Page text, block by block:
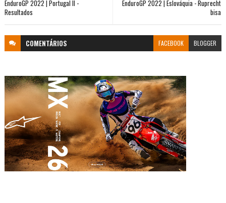
EnduroGP 2022 | Eslováquia - Ruprecht
bisa
EnduroGP 2022 | Portugal II -
Resultados
COMENTÁRIOS FACEBOOK BLOGGER